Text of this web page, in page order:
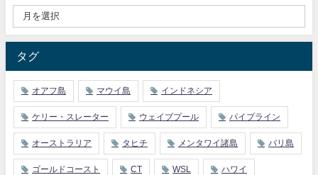
タグ
オアフ島 マウイ島 インドネシア
ケリー・スレーター ウェイブプール パイプライン
オーストラリア タヒチ メンタワイ諸島 バリ島
ゴールドコースト CT WSL ハワイ